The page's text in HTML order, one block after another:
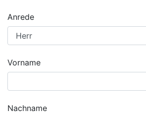
Anrede
Vorname
Nachname